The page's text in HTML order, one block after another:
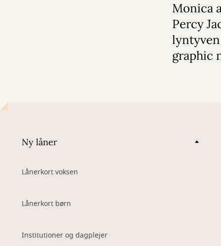
Monica
Percy
graphic
Ny låner
Lånerkort voksen
Lånerkort børn
Institutioner og dagplejer